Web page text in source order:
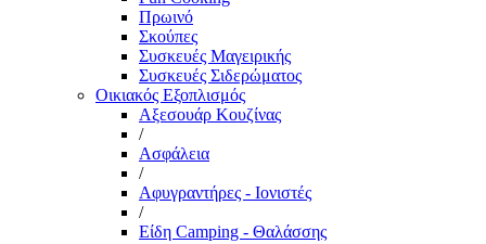
Πρωινό
Σκούπες
Συσκευές Μαγειρικής
Συσκευές Σιδερώματος
Οικιακός Εξοπλισμός
Αξεσουάρ Κουζίνας
/
Ασφάλεια
/
Αφυγραντήρες - Ιονιστές
/
Είδη Camping - Θαλάσσης